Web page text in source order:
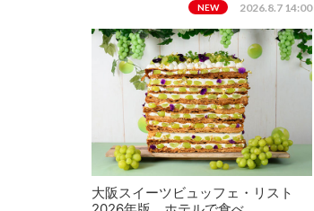
NEW 2026.8.7 14:00
大阪スイーツビュッフェ・リスト